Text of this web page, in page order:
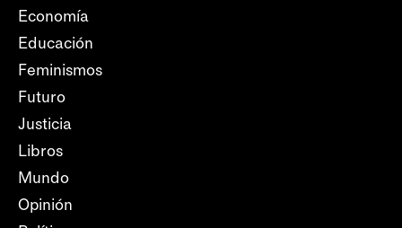
Economía
Educación
Feminismos
Futuro
Justicia
Libros
Mundo
Opinión